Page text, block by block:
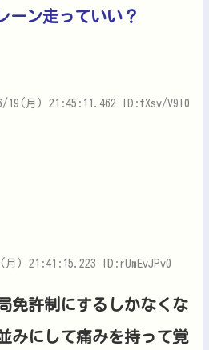
ーン走っていい？
19(月) 21:45:11.462 ID:fXsv/V9I0
月) 21:41:15.223 ID:rUmEvJPv0
免許制にするしかなくな
みにして痛みを持って覚